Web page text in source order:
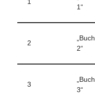
1
1“
2
„Buch
2“
3
„Buch
3“